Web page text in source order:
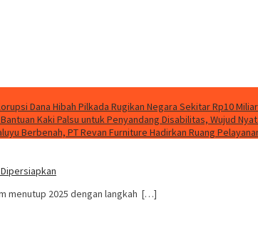
Dana Hibah Pilkada Rugikan Negara Sekitar Rp10 Miliar
Kaki Palsu untuk Penyandang Disabilitas, Wujud
Berbenah, PT Revan Furniture Hadirkan Ruang
menutup 2025 dengan langkah […]